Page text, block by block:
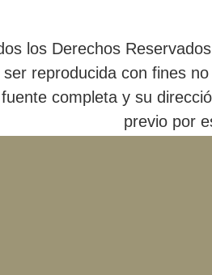
los Derechos
ser reproducida con fines
completa y su
previo por